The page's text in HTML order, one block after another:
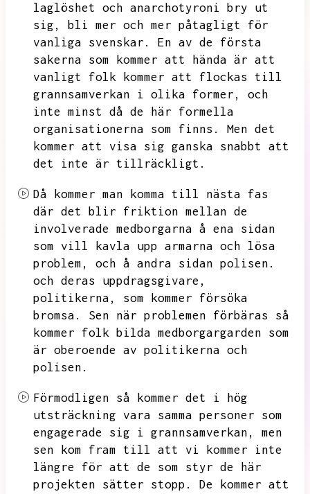
laglöshet och anarchotyroni bry ut
sig,
bli mer och mer påtagligt för
vanliga svenskar.
En av de första
sakerna som kommer att hända är att
vanligt folk kommer att flockas till
grannsamverkan i olika former,
och
inte minst då de här formella
organisationerna som finns.
Men det
kommer att visa sig ganska snabbt att
det inte är tillräckligt.
Då kommer man komma till nästa fas
där det blir friktion mellan de
involverade medborgarna å ena sidan
som vill kavla upp armarna och lösa
problem,
och å andra sidan polisen.
och deras uppdragsgivare,
politikerna,
som kommer försöka
bromsa.
Sen när problemen förbäras så
kommer folk bilda medborgargarden som
är oberoende av politikerna och
polisen.
Förmodligen så kommer det i hög
utsträckning vara samma personer som
engagerade sig i grannsamverkan,
men
sen kom fram till att vi kommer inte
längre för att de som styr de här
projekten sätter stopp.
De kommer att